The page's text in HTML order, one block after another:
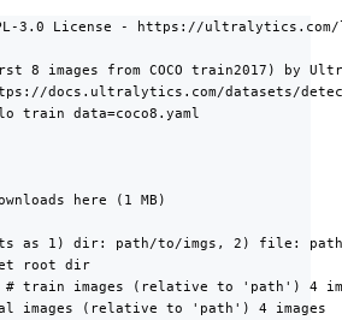
3.0 License - https://ultralytics.com/
8 images from COCO train2017) by
docs.ultralytics.com/datasets/
train data=coco8.yaml
here (1 MB)
as 1) dir: path/to/imgs, 2) file:
root dir
train images (relative to 'path') 4
images (relative to 'path') 4 images